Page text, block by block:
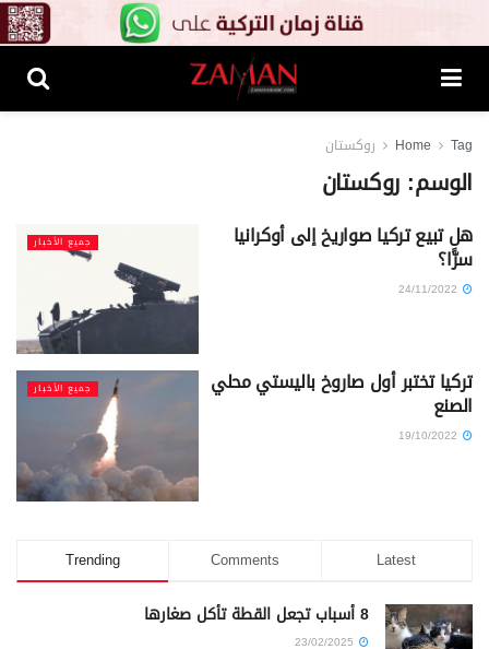
Home Tag روكستان
الوسم: روكستان
جميع الأخبار هل تبيع تركيا صواريخ إلى أوكرانيا
سرًّا؟
جميع الأخبار تركيا تختبر أول صاروخ باليستي محلي
الصنع
Trending Comments Latest
8 أسباب تجعل القطة تأكل صغارها